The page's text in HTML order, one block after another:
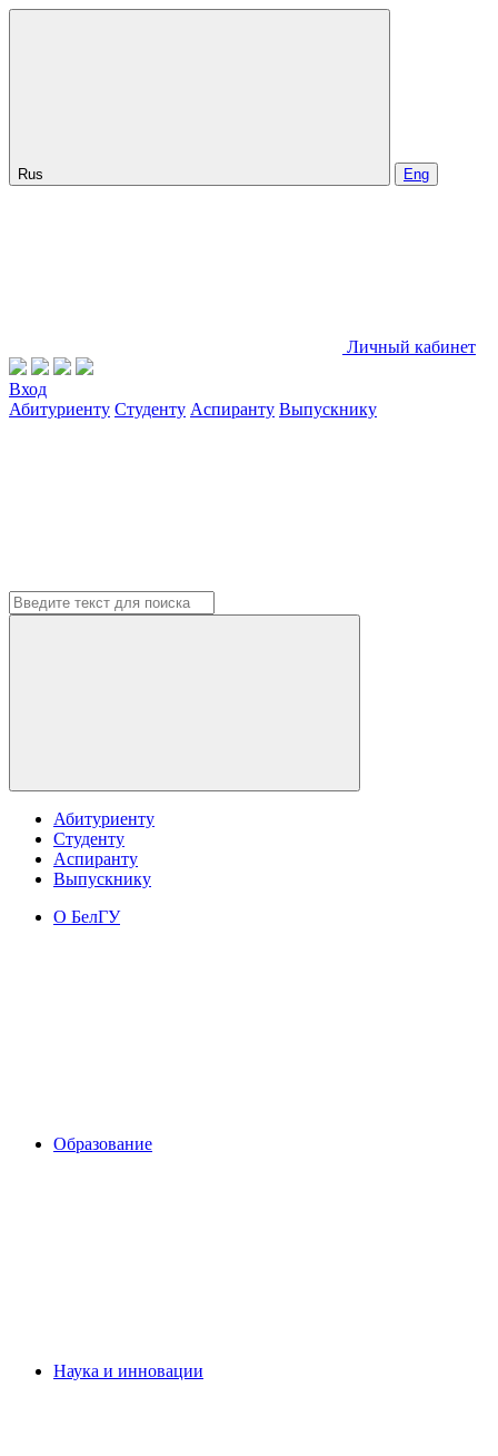
Rus Eng
Личный кабинет
Вход
Абитуриенту Студенту Аспиранту Выпускнику
Абитуриенту
Студенту
Аспиранту
Выпускнику
О БелГУ
Образование
Наука и инновации